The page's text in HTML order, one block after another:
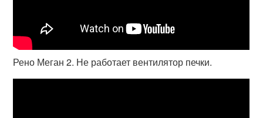
Рено Меган 2. Не работает вентилятор печки.